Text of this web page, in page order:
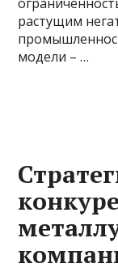
растущим
модели – …